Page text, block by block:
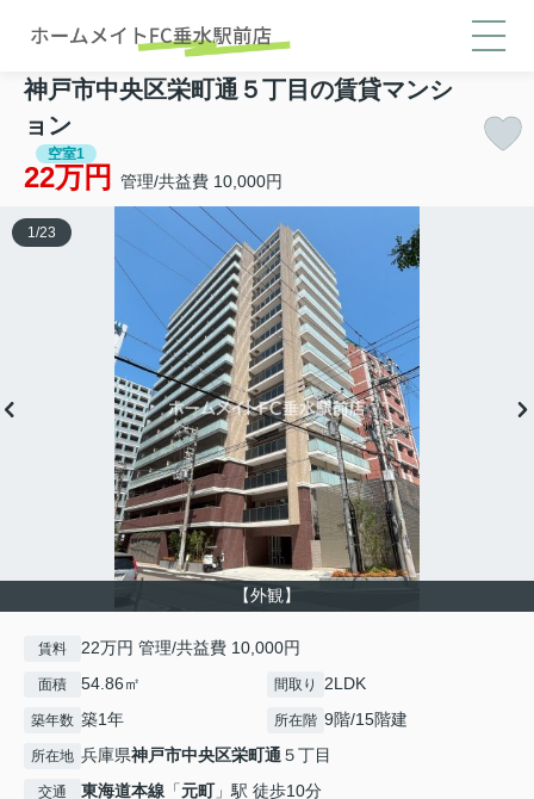
神戸市中央区栄町通５丁目の賃貸マンシ
ョン
空室1
22万円 管理/共益費 10,000円
【外観】
1/23
賃料 22万円 管理/共益費 10,000円
面積 54.86㎡ 間取り 2LDK
築年数 築1年 所在階 9階/15階建
所在地 兵庫県神戸市中央区栄町通５丁目
交通 東海道本線 「元町」駅 徒歩10分